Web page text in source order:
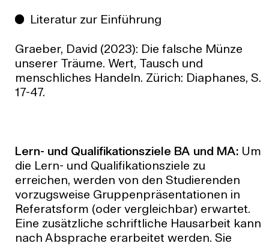
Literatur zur Einführung
Graeber, David (2023): Die falsche Münze
unserer Träume. Wert, Tausch und
menschliches Handeln. Zürich: Diaphanes, S.
17-47.
Lern- und Qualifikationsziele BA und MA:Um
die Lern- und Qualifikationsziele zu
erreichen, werden von den Studierenden
vorzugsweise Gruppenpräsentationen in
Referatsform (oder vergleichbar) erwartet.
Eine zusätzliche schriftliche Hausarbeit kann
nach Absprache erarbeitet werden. Sie